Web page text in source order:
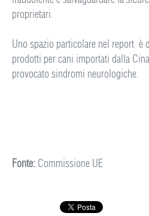
proprietari.
Uno spazio particolare nel report è
prodotti per cani importati dalla
provocato sindromi neurologiche.
Fonte: Commissione UE